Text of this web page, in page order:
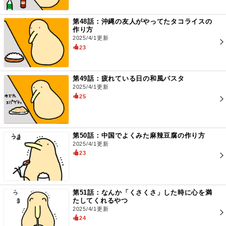
第48話：沖縄の友人がやってたタコライスの
作り方
2025/4/1更新
23
第49話：疲れている日の和風パスタ
2025/4/1更新
25
第50話：中国でよくみた麻辣豆腐の作り方
2025/4/1更新
23
第51話：なんか「くさくさ」した時に心を満
たしてくれるやつ
2025/4/1更新
24